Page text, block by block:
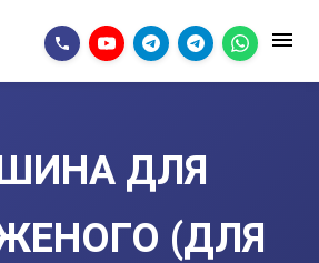
ДЛЯ
(ДЛЯ